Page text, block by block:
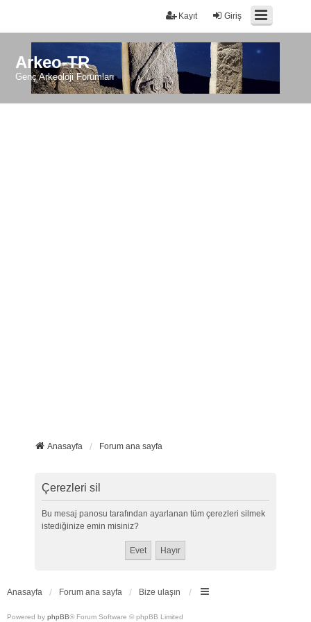
Giriş
Kayıt
Arkeo-TR
Genç Arkeoloji Forumları
Anasayfa Forum ana sayfa
Çerezleri sil
Bu mesaj panosu tarafından ayarlanan tüm çerezleri silmek
istediğinize emin misiniz?
Anasayfa Forum ana sayfa Bize ulaşın
Powered by phpBB® Forum Software © phpBB Limited